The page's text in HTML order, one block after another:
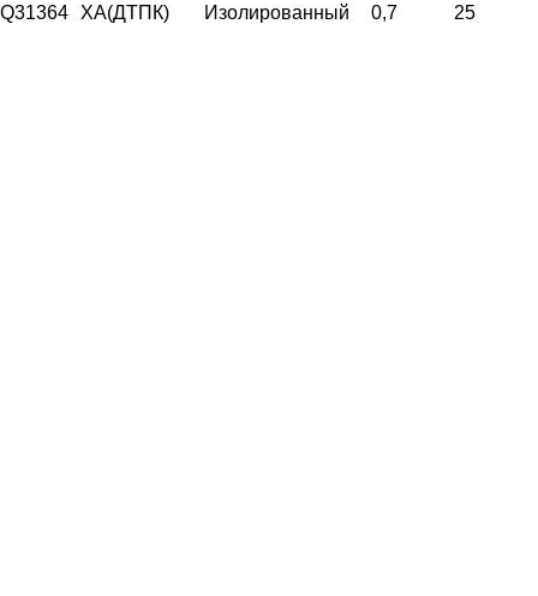
Q31364 ХА(ДТПК) Изолированный 0,7 25